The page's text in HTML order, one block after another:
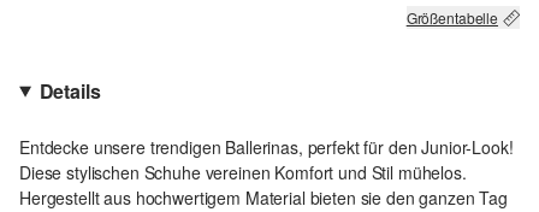
Größentabelle
Details
Entdecke unsere trendigen Ballerinas, perfekt für den Junior-Look!
Diese stylischen Schuhe vereinen Komfort und Stil mühelos.
Hergestellt aus hochwertigem Material bieten sie den ganzen Tag